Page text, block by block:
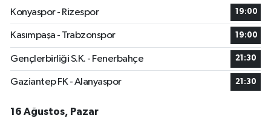
Konyaspor - Rizespor
19:00
Kasımpaşa - Trabzonspor 19:00
Gençlerbirliği S.K. - Fenerbahçe 21:30
Gaziantep FK - Alanyaspor 21:30
16 Ağustos, Pazar